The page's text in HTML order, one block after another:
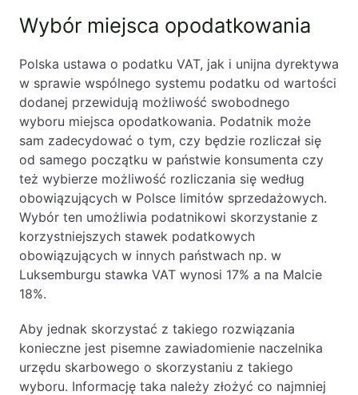
Wybór miejsca opodatkowania
Polska ustawa o podatku VAT, jak i unijna dyrektywa
w sprawie wspólnego systemu podatku od wartości
dodanej przewidują możliwość swobodnego
wyboru miejsca opodatkowania. Podatnik może
sam zadecydować o tym, czy będzie rozliczał się
od samego początku w państwie konsumenta czy
też wybierze możliwość rozliczania się według
obowiązujących w Polsce limitów sprzedażowych.
Wybór ten umożliwia podatnikowi skorzystanie z
korzystniejszych stawek podatkowych
obowiązujących w innych państwach np. w
Luksemburgu stawka VAT wynosi 17% a na Malcie
18%.
Aby jednak skorzystać z takiego rozwiązania
konieczne jest pisemne zawiadomienie naczelnika
urzędu skarbowego o skorzystaniu z takiego
wyboru. Informację taka należy złożyć co najmniej